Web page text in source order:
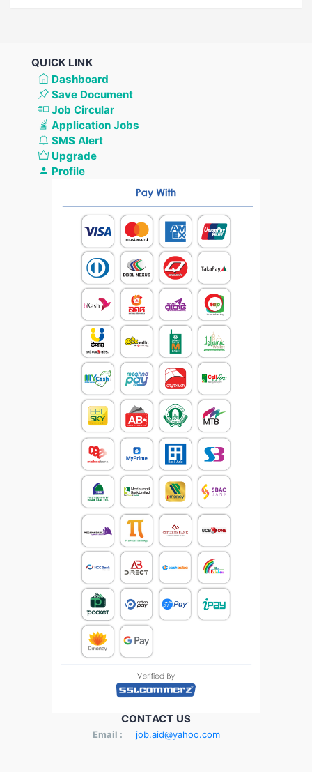
QUICK LINK
Dashboard
Save Document
Job Circular
Application Jobs
SMS Alert
Upgrade
Profile
CONTACT US
Email : job.aid@yahoo.com